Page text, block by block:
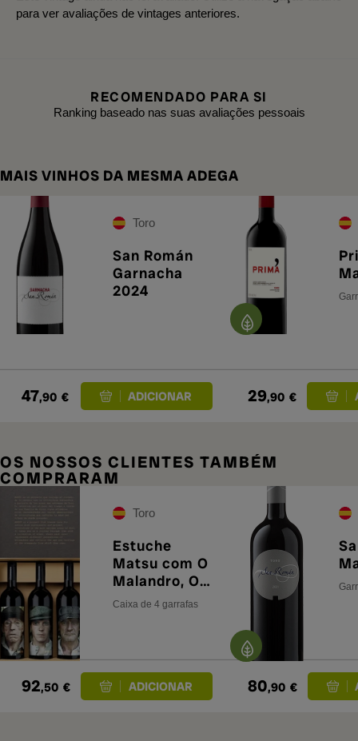
para ver avaliações de vintages anteriores.
RECOMENDADO PARA SI
Ranking baseado nas suas avaliações pessoais
MAIS VINHOS DA MESMA ADEGA
Toro
San Román
Garnacha
2024
47,90 € 29,90 €
OS NOSSOS CLIENTES TAMBÉM
COMPRARAM
Toro
Estuche
Matsu com O
Malandro, O
Robusto, O
Caixa de 4 garrafas
92,50 € 80,90 €